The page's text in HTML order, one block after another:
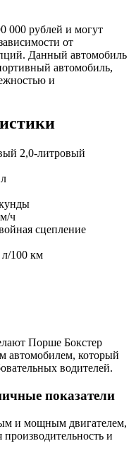
000 рублей и могут
от
Данный автомобиль
автомобиль,
и
2,0-литровый
ч
сцепление
л/100 км
Порше Бокстер
автомобилем, который
водителей.
показатели
и мощным двигателем,
и